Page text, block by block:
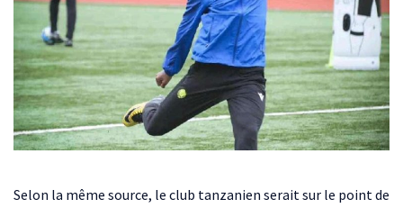
Selon la même source, le club tanzanien serait sur le point de